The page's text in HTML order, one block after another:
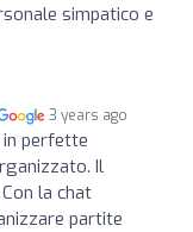
simpatico e
3 years ago
in perfette
Il
la chat
partite